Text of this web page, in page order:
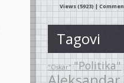
Views (5923)|
Tagovi
"Oskar" "Politika"